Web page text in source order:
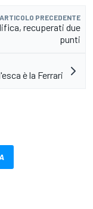
ARTICOLO PRECEDENTE
recuperati due
punti
è la Ferrari